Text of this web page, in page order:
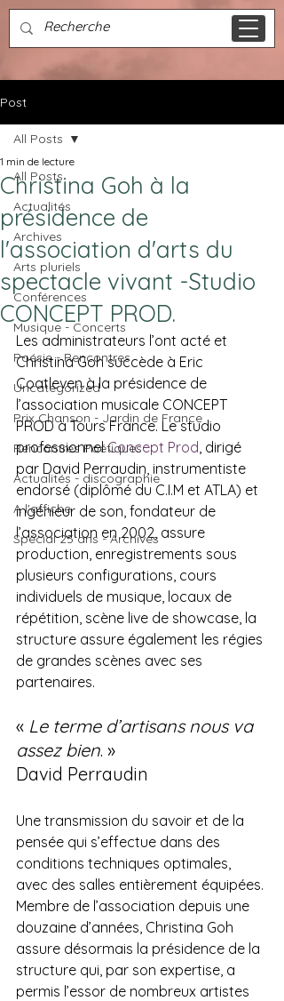
Post
All Posts
Actualités
Archives
Arts pluriels
Conférences
Musique - Concerts
Poésie - Rencontres
Uncategorized
Prix Chanson - Jardin de France
Rencontres Poétiques
Actualités - discographie
A l'affiche
Spécial 25 ans - Archives
All Posts
Christina Goh à la
présidence de
l'association d'arts du
spectacle vivant -Studio
CONCEPT PROD.
1 min de lecture
Les administrateurs l’ont acté et
Christina Goh succède à Eric
Coatleven à la présidence de
l’association musicale CONCEPT
PROD à Tours France. Le studio
professionnel Concept Prod, dirigé
par David Perraudin, instrumentiste
endorsé (diplômé du C.I.M et ATLA) et
ingénieur de son, fondateur de
l’association en 2002, assure
production, enregistrements sous
plusieurs configurations, cours
individuels de musique, locaux de
répétition, scène live de showcase, la
structure assure également les régies
de grandes scènes avec ses
partenaires.
« Le terme d’artisans nous va
assez bien. »
David Perraudin
Une transmission du savoir et de la
pensée qui s’effectue dans des
conditions techniques optimales,
avec des salles entièrement équipées.
Membre de l’association depuis une
douzaine d’années, Christina Goh
assure désormais la présidence de la
structure qui, par son expertise, a
permis l’essor de nombreux artistes